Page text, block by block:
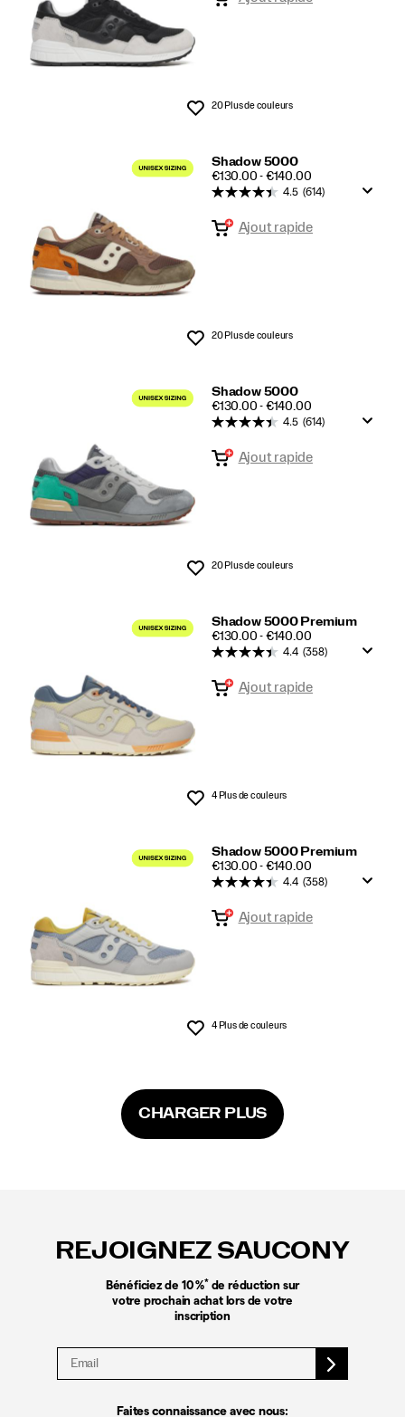
Liste de souhaits
20 Plus de couleurs
Shadow 5000
PRICE
€130.00 - €140.00
Liste de souhaits
4.5 (614)
Ajout rapide
20 Plus de couleurs
Shadow 5000
PRICE
€130.00 - €140.00
Liste de souhaits
4.5 (614)
Ajout rapide
20 Plus de couleurs
Shadow 5000 Premium
PRICE
€130.00 - €140.00
Liste de souhaits
4.4 (358)
Ajout rapide
4 Plus de couleurs
Shadow 5000 Premium
PRICE
€130.00 - €140.00
Liste de souhaits
4.4 (358)
Ajout rapide
4 Plus de couleurs
CHARGER PLUS
REJOIGNEZ SAUCONY
Bénéficiez de 10 %*de réduction sur
votre prochain achat lors de votre
inscription
Faites connaissance avec nous: